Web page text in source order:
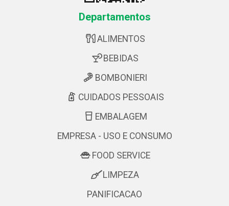
Departamentos
ALIMENTOS
BEBIDAS
BOMBONIERI
CUIDADOS PESSOAIS
EMBALAGEM
EMPRESA - USO E CONSUMO
FOOD SERVICE
LIMPEZA
PANIFICACAO